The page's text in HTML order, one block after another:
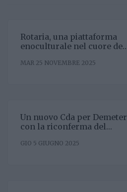
Rotaria, una piattaforma
enoculturale nel cuore del
MAR 25 NOVEMBRE 2025
Un nuovo Cda per Demeter
con la riconferma del
GIO 5 GIUGNO 2025